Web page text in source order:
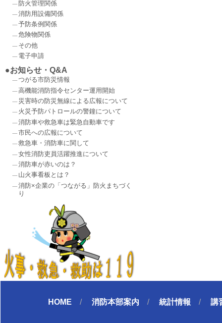
防火管理関係
消防用設備関係
予防条例関係
危険物関係
その他
電子申請
お知らせ・Q&A
つがる市防災情報
高機能消防指令センター運用開始
災害時の防災無線による広報について
火災予防パトロールの警鐘について
消防車や救急車は緊急自動車です
市民への広報について
救急車・消防車に関して
女性消防吏員活躍推進について
消防車が赤いのは？
山火事看板とは？
消防×企業の「つながる」防火まちづく
り
HOME 消防本部案内 統計情報 講